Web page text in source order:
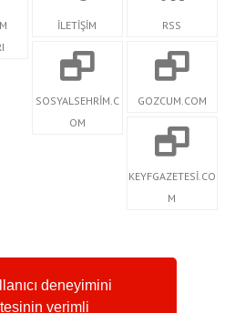
deneyimini
verimli
İLETİŞİM RSS
SOSYALSEHRİM.C
OM
GOZCUM.COM
KEYFGAZETESİ.CO
M